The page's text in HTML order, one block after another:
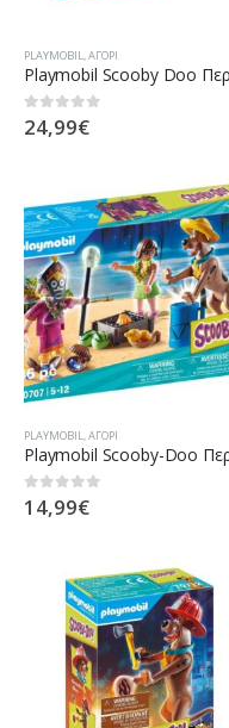
PLAYMOBIL,ΑΓΌΡΙ
0out of 5
24,99€
PLAYMOBIL,ΑΓΌΡΙ
0 out of 5
14,99€